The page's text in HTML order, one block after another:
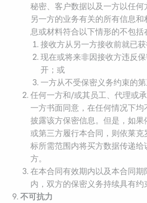
秘密、客户数据以及一方以任
另一方的业务有关的所有信息
息或材料符合以下情形的不包括
接收方从另一方接收前就已获
现在或将来非因接收方违反
开；或
一方从不受保密义务约束的第
任何一方和/或其员工、代理或
一方书面同意，在任何情况下
披露该方保密信息。但是，如
或第三方履行本合同，则依莱克
标所需范围内将买方数据传递
方。
在本合同有效期内以及本合同
内，双方的保密义务持续具有约
不可抗力